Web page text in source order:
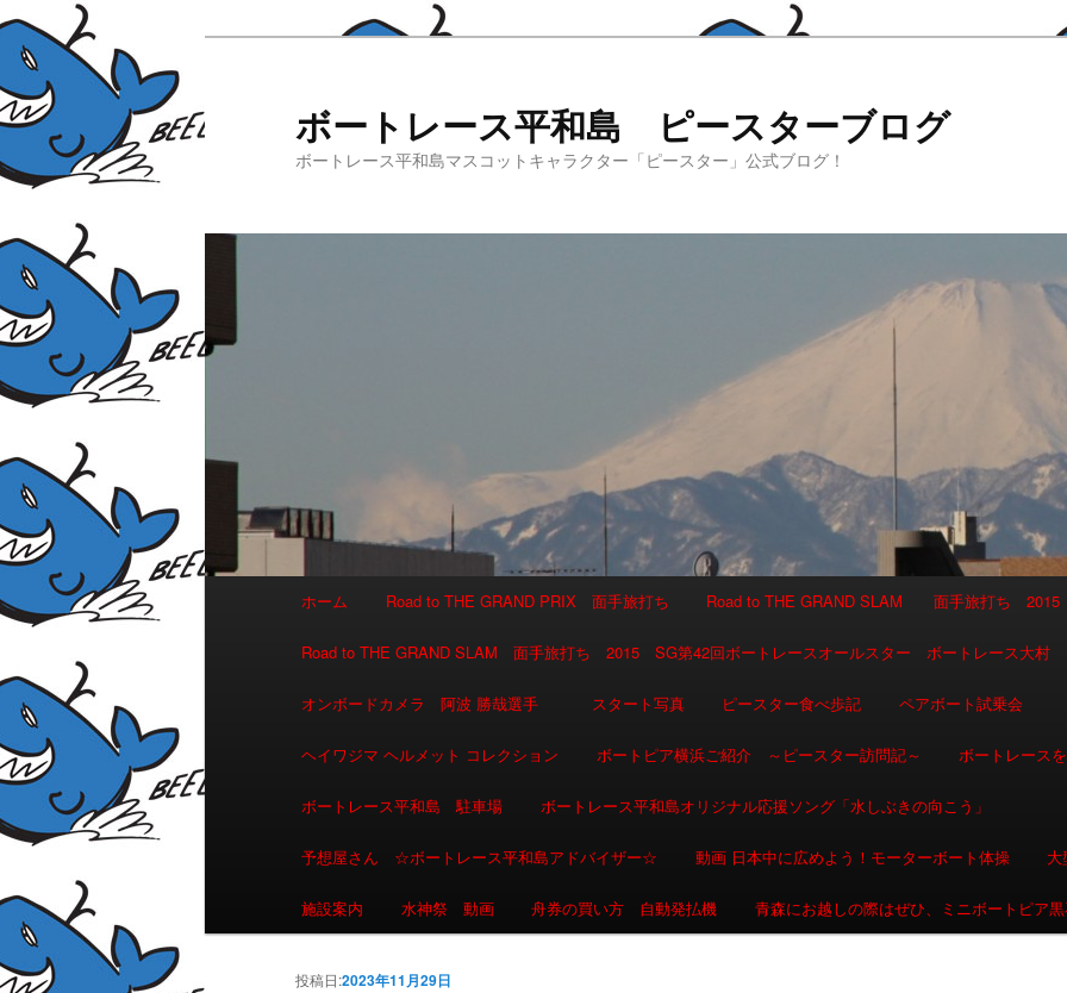
ボートレース平和島 ピースターブログ
ボートレース平和島マスコットキャラクター「ピースター」公式ブログ！
メインコンテンツへ移動
サブコンテンツへ移動
ホーム Road to THE GRAND PRIX 面手旅打ち Road to THE GRAND SLAM 面手旅打ち 2015
Road to THE GRAND SLAM 面手旅打ち 2015 SG第42回ボートレースオールスター ボートレース大村
オンボードカメラ 阿波 勝哉選手 スタート写真 ピースター食べ歩記 ペアボート試乗会
ヘイワジマ ヘルメット コレクション ボートピア横浜ご紹介 ～ピースター訪問記～ ボートレース
ボートレース平和島 駐車場 ボートレース平和島オリジナル応援ソング「水しぶきの向こう」
予想屋さん ☆ボートレース平和島アドバイザー☆ 動画 日本中に広めよう！モーターボート体操
施設案内 水神祭 動画 舟券の買い方 自動発払機 青森にお越しの際はぜひ、ミニボートピア
投稿日:2023年11月29日